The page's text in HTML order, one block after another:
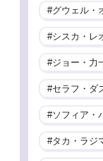
グウェル・
シスカ・レ
ジョー・力
セラフ・ダ
ソフィア・
タカ・ラジ